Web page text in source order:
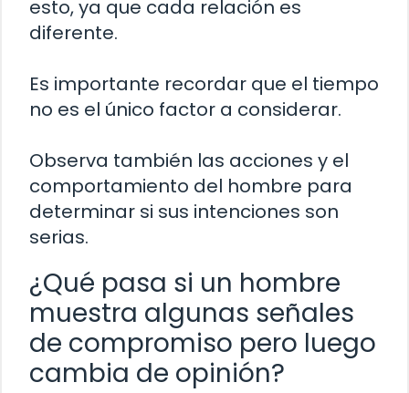
esto, ya que cada relación es
diferente.
Es importante recordar que el tiempo
no es el único factor a considerar.
Observa también las acciones y el
comportamiento del hombre para
determinar si sus intenciones son
serias.
¿Qué pasa si un hombre
muestra algunas señales
de compromiso pero luego
cambia de opinión?